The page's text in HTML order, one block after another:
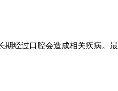
经过口腔会造成相关疾病。